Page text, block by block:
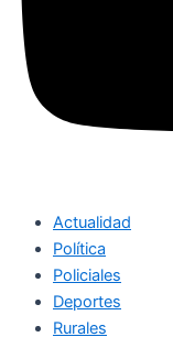
Actualidad
Política
Policiales
Deportes
Rurales